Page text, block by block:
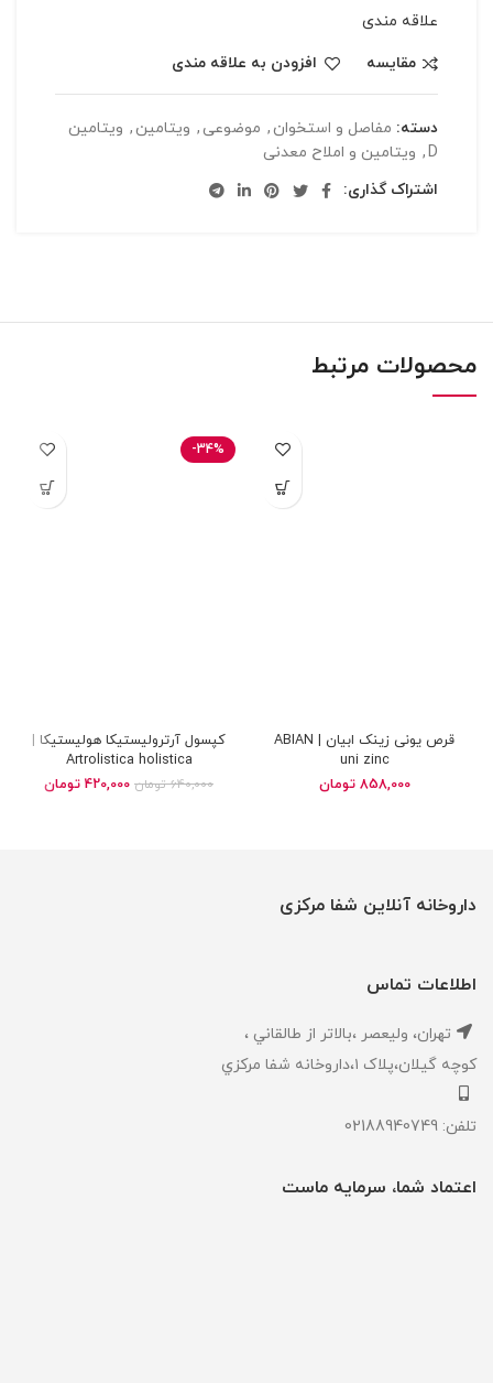
علاقه مندی
مقایسه
افزودن به علاقه مندی
دسته: مفاصل و استخوان , موضوعی , ویتامین , ویتامین
D
, ویتامین و املاح معدنی
اشتراک گذاری:
محصولات مرتبط
قرص یونی زینک ابیان | ABIAN
uni zinc
858,000 تومان
-34%
کپسول آرترولیستیکا هولیستیکا |
Artrolistica holistica
640,000 تومان 420,000 تومان
داروخانه آنلاین شفا مرکزی
اطلاعات تماس
تهران، ‎وليعصر ،بالاتر از طالقاني ،
كوچه گيلان،پلاک ۱،داروخانه شفا مركزي
تلفن: 02188940749
اعتماد شما، سرمایه ماست